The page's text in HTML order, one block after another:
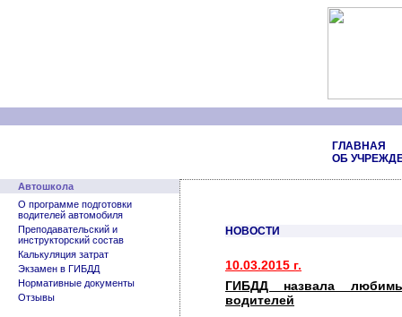
ГЛАВНАЯ
ОБ
Автошкола
О программе подготовки
водителей автомобиля
Преподавательский и
инструкторский состав
Калькуляция затрат
Экзамен в ГИБДД
Нормативные документы
Отзывы
НОВОСТИ
10.03.2015 г.
ГИБДД назвала
водителей